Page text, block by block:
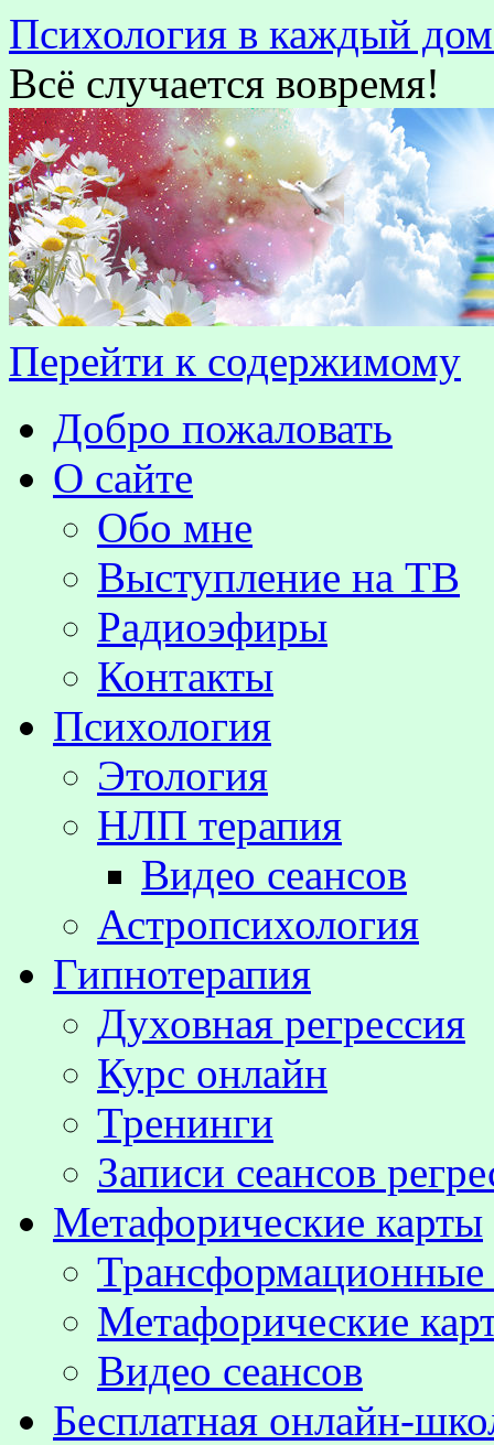
Психология в каждый
Всё случается вовремя!
Перейти к содержимому
Добро пожаловать
О сайте
Обо мне
Выступление на TВ
Радиоэфиры
Контакты
Психология
Этология
НЛП терапия
Видео сеансов
Астропсихология
Гипнотерапия
Духовная регрессия
Курс онлайн
Тренинги
Записи сеансов
Метафорические карты
Метафорические
Видео сеансов
Бесплатная онлайн-